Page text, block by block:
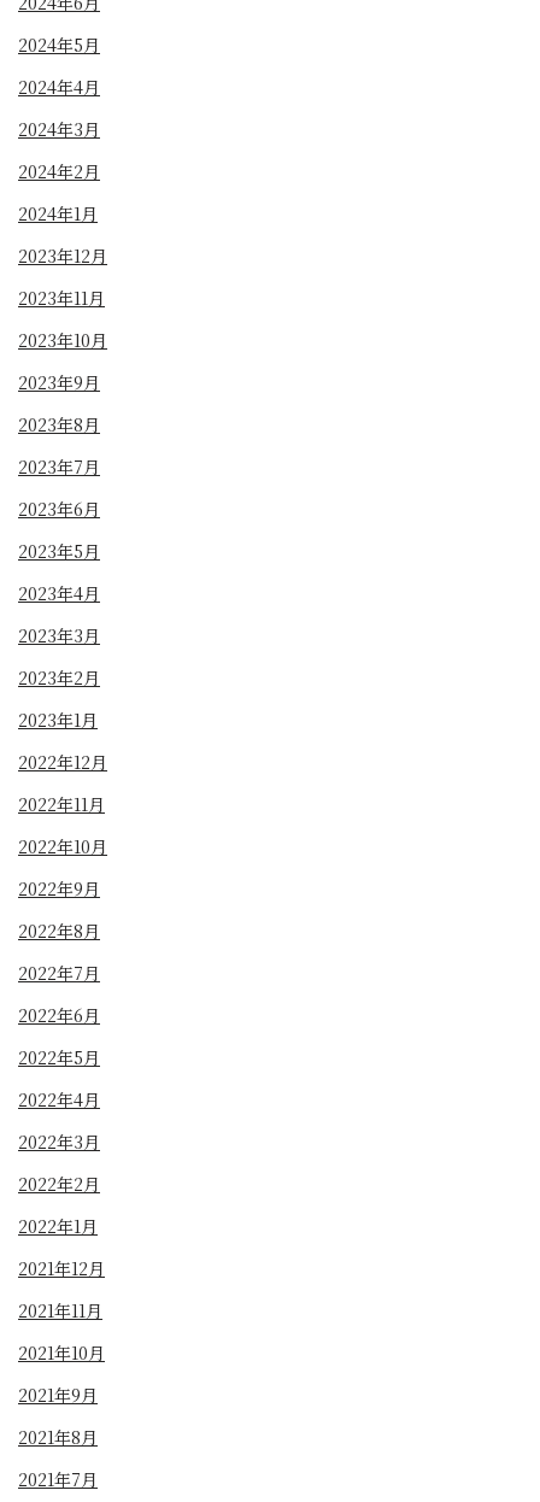
2024年5月
2024年4月
2024年3月
2024年2月
2024年1月
2023年12月
2023年11月
2023年10月
2023年9月
2023年8月
2023年7月
2023年6月
2023年5月
2023年4月
2023年3月
2023年2月
2023年1月
2022年12月
2022年11月
2022年10月
2022年9月
2022年8月
2022年7月
2022年6月
2022年5月
2022年4月
2022年3月
2022年2月
2022年1月
2021年12月
2021年11月
2021年10月
2021年9月
2021年8月
2021年7月